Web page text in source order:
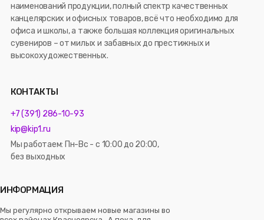
наименований продукции, полный спектр качественных
канцелярских и офисных товаров, всё что необходимо для
офиса и школы, а также большая коллекция оригинальных
сувениров – от милых и забавных до престижных и
высокохудожественных.
КОНТАКТЫ
+7 (391) 286-10-93
kip@kip1.ru
Мы работаем: Пн-Вс - с 10:00 до 20:00,
без выходных
ИНФОРМАЦИЯ
Мы регулярно открываем новые магазины во